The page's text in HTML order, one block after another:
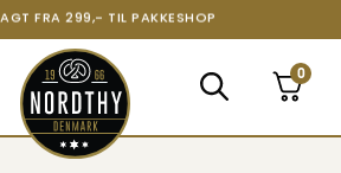
UDVALG AF ALT DET BEDSTE
0